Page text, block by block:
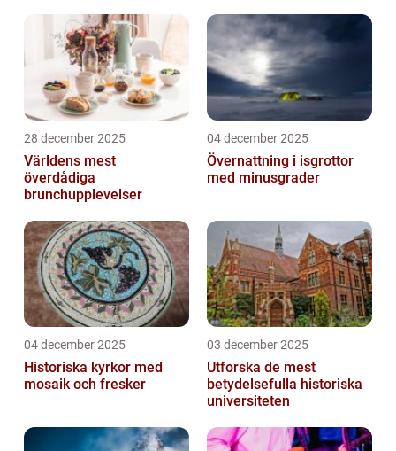
28 december 2025
Världens mest
överdådiga
brunchupplevelser
04 december 2025
Övernattning i isgrottor
med minusgrader
04 december 2025
Historiska kyrkor med
mosaik och fresker
03 december 2025
Utforska de mest
betydelsefulla historiska
universiteten